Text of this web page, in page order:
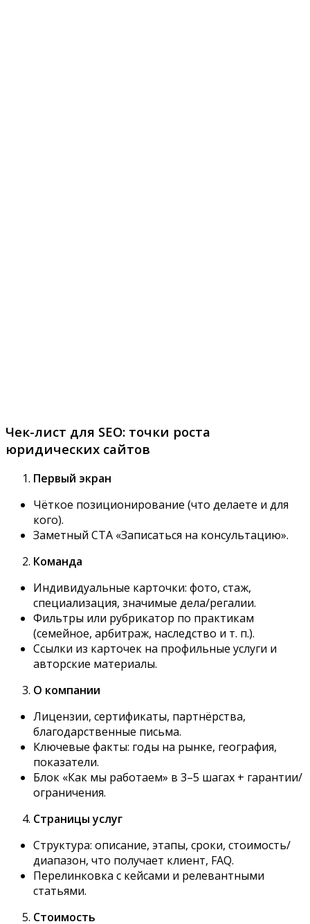
Чек-лист для SEO: точки роста
юридических сайтов
Первый экран
Чёткое позиционирование (что делаете и для
кого).
Заметный CTA «Записаться на консультацию».
Команда
Индивидуальные карточки: фото, стаж,
специализация, значимые дела/регалии.
Фильтры или рубрикатор по практикам
(семейное, арбитраж, наследство и т. п.).
Ссылки из карточек на профильные услуги и
авторские материалы.
О компании
Лицензии, сертификаты, партнёрства,
благодарственные письма.
Ключевые факты: годы на рынке, география,
показатели.
Блок «Как мы работаем» в 3–5 шагах + гарантии/
ограничения.
Страницы услуг
Структура: описание, этапы, сроки, стоимость/
диапазон, что получает клиент, FAQ.
Перелинковка с кейсами и релевантными
статьями.
Стоимость